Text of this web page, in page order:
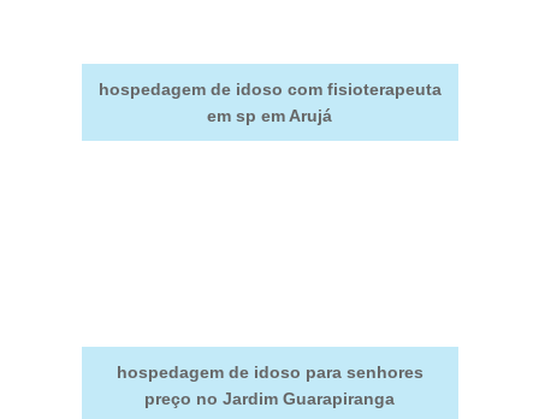
hospedagem de idoso com fisioterapeuta
em sp em Arujá
hospedagem de idoso para senhores
preço no Jardim Guarapiranga